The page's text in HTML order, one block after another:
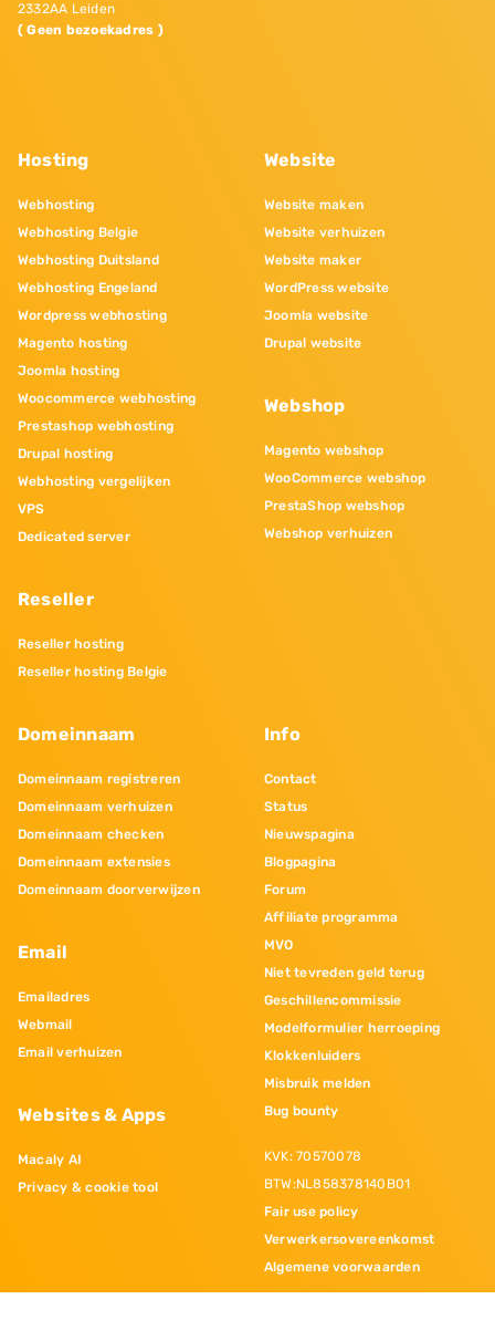
2332AA Leiden
( Geen bezoekadres )
Hosting
Webhosting
Webhosting Belgie
Webhosting Duitsland
Webhosting Engeland
Wordpress webhosting
Magento hosting
Joomla hosting
Woocommerce webhosting
Prestashop webhosting
Drupal hosting
Webhosting vergelijken
VPS
Dedicated server
Reseller
Reseller hosting
Reseller hosting Belgie
Website
Website maken
Website verhuizen
Website maker
WordPress website
Joomla website
Drupal website
Webshop
Magento webshop
WooCommerce webshop
PrestaShop webshop
Webshop verhuizen
Domeinnaam
Domeinnaam registreren
Domeinnaam verhuizen
Domeinnaam checken
Domeinnaam extensies
Domeinnaam doorverwijzen
Email
Emailadres
Webmail
Email verhuizen
Websites & Apps
Macaly AI
Privacy & cookie tool
Info
Contact
Status
Nieuwspagina
Blogpagina
Forum
Affiliate programma
MVO
Niet tevreden geld terug
Geschillencommissie
Modelformulier herroeping
Klokkenluiders
Misbruik melden
Bug bounty
KVK: 70570078
BTW:NL858378140B01
Fair use policy
Verwerkersovereenkomst
Algemene voorwaarden